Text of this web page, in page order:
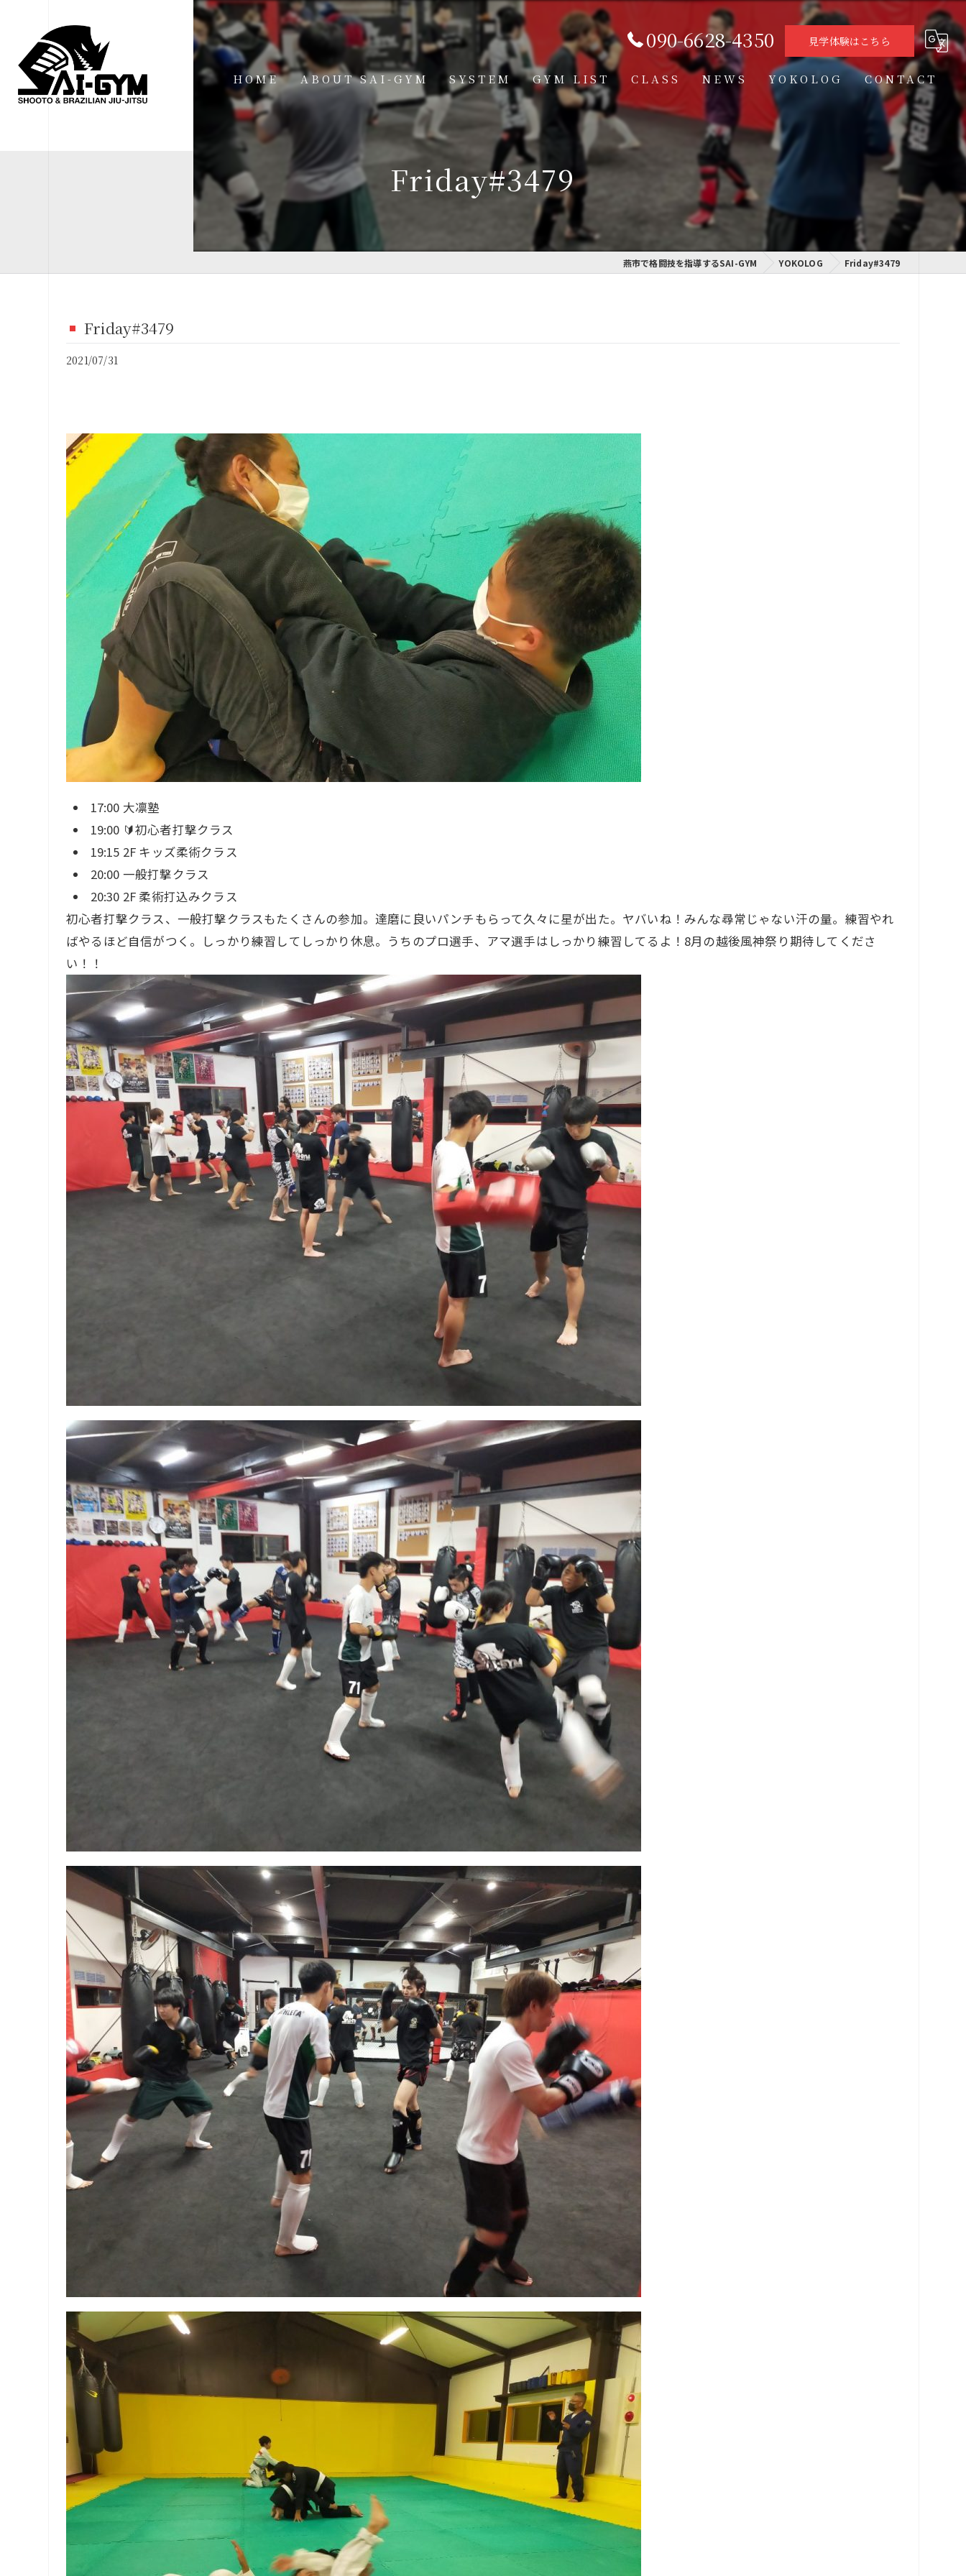
090-6628-4350 見学体験はこちら
HOME ABOUT SAI-GYM
INSTRUCTOR
FAQ
FIGHTER
ACCESS
SYSTEM GYM LIST
見附道場
CLASS
学習クラス
通信制高校学習センター
NEWS YOKOLOG CONTACT
Friday#3479
燕市で格闘技を指導するSAI-GYM YOKOLOG Friday#3479
Friday#3479
2021/07/31
17:00 大凛塾
19:00 🔰初心者打撃クラス
19:15 2F キッズ柔術クラス
20:00 一般打撃クラス
20:30 2F 柔術打込みクラス
初心者打撃クラス、一般打撃クラスもたくさんの参加。達磨に良いパンチもらって久々に星が出た。ヤバいね！みんな尋常じゃない汗の量。練習やれ
ばやるほど自信がつく。しっかり練習してしっかり休息。うちのプロ選手、アマ選手はしっかり練習してるよ！8月の越後風神祭り期待してくださ
い！！